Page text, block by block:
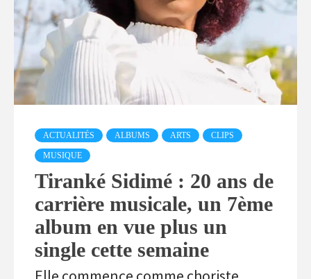
ACTUALITÉS ALBUMS ARTS CLIPS
MUSIQUE
Tiranké Sidimé : 20 ans de
carrière musicale, un 7ème
album en vue plus un
single cette semaine